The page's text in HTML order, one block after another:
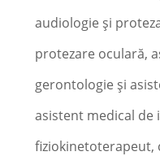
audiologie şi
protezare oculară,
gerontologie şi
asistent medical de
fiziokinetoterapeut,